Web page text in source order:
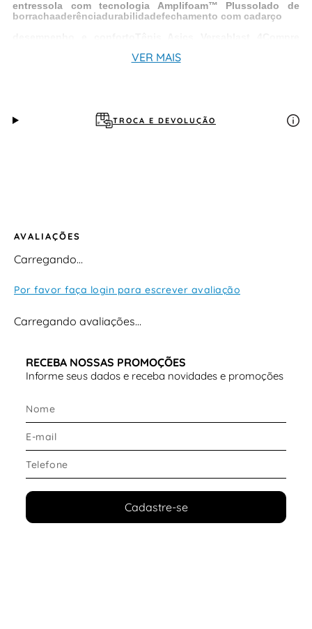
entressola com tecnologia Amplifoam™ Plussolado de
borrachaaderênciadurabilidadefechamento com cadarço
VER MAIS
TROCA E DEVOLUÇÃO
AVALIAÇÕES
Carregando…
Por favor faça login para escrever avaliação
Carregando avaliações…
RECEBA NOSSAS PROMOÇÕES
Informe seus dados e receba novidades e promoções
Cadastre-se